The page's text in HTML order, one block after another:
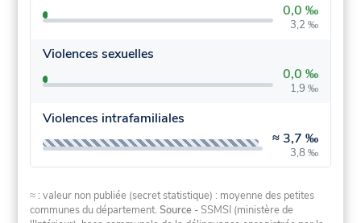
0,0 ‰
3,2 ‰
Violences sexuelles
0,0 ‰
1,9 ‰
Violences intrafamiliales
≈ 3,7 ‰
3,8 ‰
≈ : valeur non publiée (secret statistique) : moyenne des petites
communes du département.Source - SSMSI (ministère de